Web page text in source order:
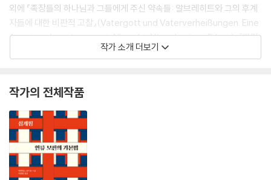
외에 『족장들의 하나님과 그들에게 주신 약속들: 알브레히트와 그의 후계
자들에 대한 비판적 고찰』(Vatergott und Vaterverheißungen. Eine
Auseinandersetzung mit Albrecht Alt und seinen Erben), 『과감
히 길을 나서다: 사라와 아브라함과 함께 하신 하나님의 이야기』(Wege
enwart. Studien zum Verstandnis des Gesetzes im Alten Test
ament)가 있다.
작가 소개 더보기
작가의 전체작품